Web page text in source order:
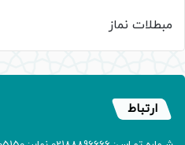
مبطلات نماز
ارتباط